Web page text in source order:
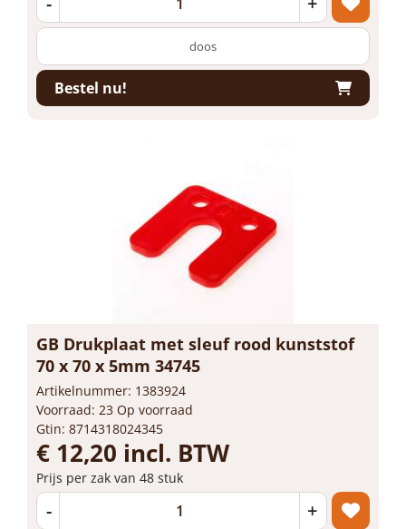
doos
Bestel nu!
GB Drukplaat met sleuf rood kunststof
70 x 70 x 5mm 34745
Artikelnummer: 1383924
Voorraad: 23 Op voorraad
Gtin: 8714318024345
€ 12,20 incl. BTW
Prijs per zak van 48 stuk
- +